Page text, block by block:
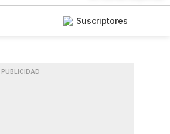
Suscriptores
PUBLICIDAD